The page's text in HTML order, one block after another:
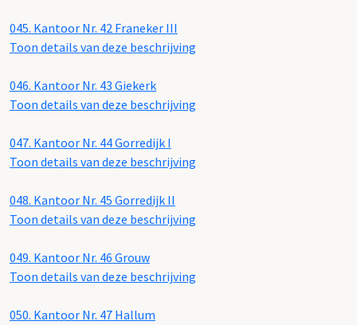
045. Kantoor Nr. 42 Franeker III
Toon details van deze beschrijving
046. Kantoor Nr. 43 Giekerk
Toon details van deze beschrijving
047. Kantoor Nr. 44 Gorredijk I
Toon details van deze beschrijving
048. Kantoor Nr. 45 Gorredijk II
Toon details van deze beschrijving
049. Kantoor Nr. 46 Grouw
Toon details van deze beschrijving
050. Kantoor Nr. 47 Hallum